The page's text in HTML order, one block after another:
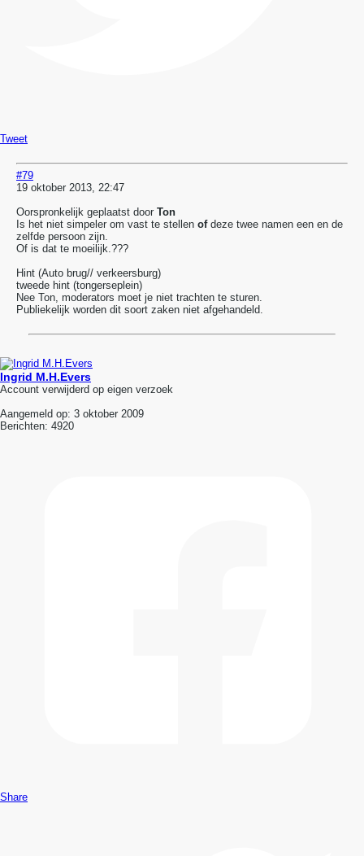
Tweet
#79
19 oktober 2013, 22:47
Oorspronkelijk geplaatst door Ton
Is het niet simpeler om vast te stellen ofdeze twee namen een en de
zelfde persoon zijn.
Of is dat te moeilijk.???
Hint (Auto brug// verkeersburg)
tweede hint (tongerseplein)
Nee Ton, moderators moet je niet trachten te sturen.
Publiekelijk worden dit soort zaken niet afgehandeld.
Ingrid M.H.Evers
Account verwijderd op eigen verzoek
Aangemeld op: 3 oktober 2009
Berichten: 4920
Share